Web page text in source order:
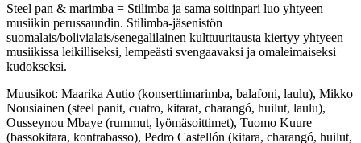
Steel pan & marimba = Stilimba ja sama soitinpari luo yhtyeen
musiikin perussaundin. Stilimba-jäsenistön
suomalais/bolivialais/senegalilainen kulttuuritausta kiertyy yhtyeen
musiikissa leikilliseksi, lempeästi svengaavaksi ja omaleimaiseksi
kudokseksi.
Muusikot: Maarika Autio (konserttimarimba, balafoni, laulu), Mikko
Nousiainen (steel panit, cuatro, kitarat, charangó, huilut, laulu),
Ousseynou Mbaye (rummut, lyömäsoittimet), Tuomo Kuure
(bassokitara, kontrabasso), Pedro Castellón (kitara, charangó, huilut,